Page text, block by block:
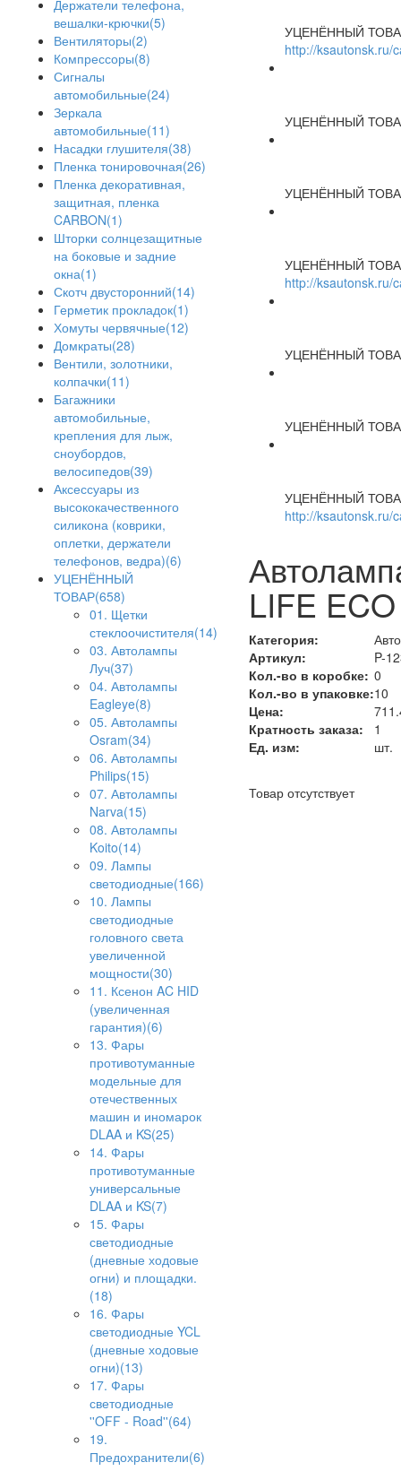
Держатели телефона,
вешалки-крючки(5)
Вентиляторы(2)
Компрессоры(8)
Сигналы
автомобильные(24)
Зеркала
автомобильные(11)
Насадки глушителя(38)
Пленка тонировочная(26)
Пленка декоративная,
защитная, пленка
CARBON(1)
Шторки солнцезащитные
на боковые и задние
окна(1)
Скотч двусторонний(14)
Герметик прокладок(1)
Хомуты червячные(12)
Домкраты(28)
Вентили, золотники,
колпачки(11)
Багажники
автомобильные,
крепления для лыж,
сноубордов,
велосипедов(39)
Аксессуары из
высококачественного
силикона (коврики,
оплетки, держатели
телефонов, ведра)(6)
УЦЕНЁННЫЙ
ТОВАР(658)
01. Щетки
стеклоочистителя(14)
03. Автолампы
Луч(37)
04. Автолампы
Eagleye(8)
05. Автолампы
Osram(34)
06. Автолампы
Philips(15)
07. Автолампы
Narva(15)
08. Автолампы
Koito(14)
09. Лампы
светодиодные(166)
10. Лампы
светодиодные
головного света
увеличенной
мощности(30)
11. Ксенон AC HID
(увеличенная
гарантия)(6)
13. Фары
противотуманные
модельные для
отечественных
машин и иномарок
DLAA и KS(25)
14. Фары
противотуманные
универсальные
DLAA и KS(7)
15. Фары
светодиодные
(дневные ходовые
огни) и площадки.
(18)
16. Фары
светодиодные YCL
(дневные ходовые
огни)(13)
17. Фары
светодиодные
''OFF - Road''(64)
19.
Предохранители(6)
УЦЕНЁННЫЙ
http://ksautonsk.ru/
УЦЕНЁННЫЙ
УЦЕНЁННЫЙ
УЦЕНЁННЫЙ
http://ksautonsk.ru/
УЦЕНЁННЫЙ
УЦЕНЁННЫЙ
УЦЕНЁННЫЙ
http://ksautonsk.ru/
LIFE
Категория:
Артикул:
P-
Кол.-во в коробке: 0
Кол.-во в упаковке:10
Цена:
Кратность заказа:
1
Ед. изм:
шт.
Товар отсутствует